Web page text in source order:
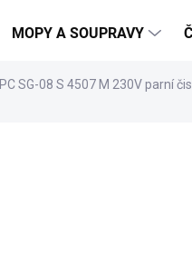
MOPY A SOUPRAVY
IPC SG-08 S 4507 M 230V parní